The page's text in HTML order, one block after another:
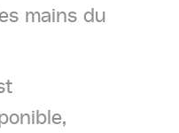
mains du